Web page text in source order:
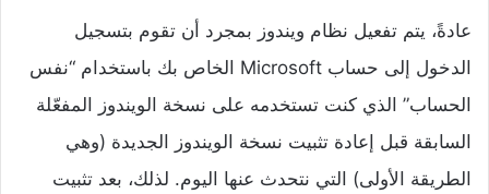
عادةً، يتم تفعيل نظام ويندوز بمجرد أن تقوم بتسجيل
الدخول إلى حساب Microsoft الخاص بك باستخدام “نفس
الحساب” الذي كنت تستخدمه على نسخة الويندوز المفعّلة
السابقة قبل إعادة تثبيت نسخة الويندوز الجديدة (وهي
الطريقة الأولى) التي نتحدث عنها اليوم. لذلك، بعد تثبيت